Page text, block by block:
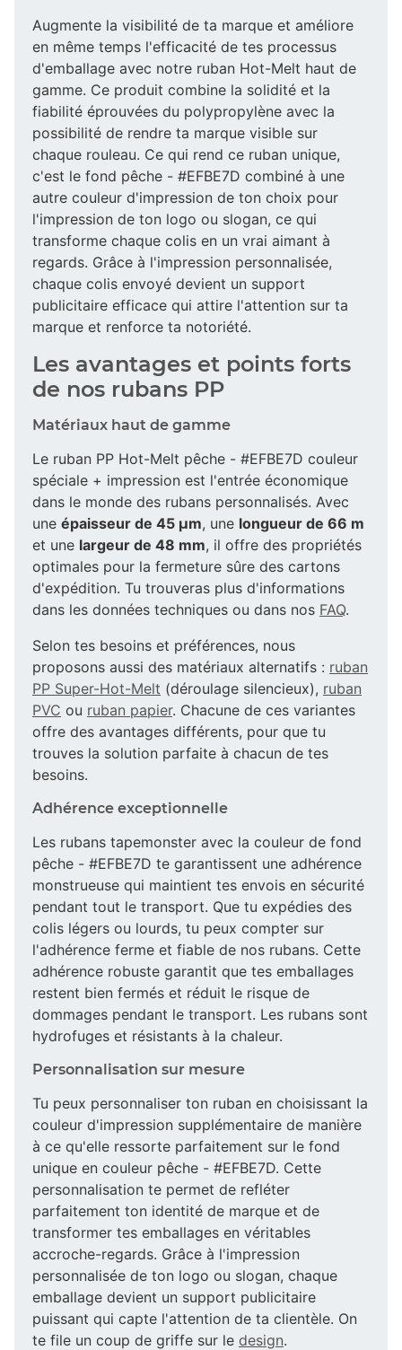
Augmente la visibilité de ta marque et améliore
en même temps l'efficacité de tes processus
d'emballage avec notre ruban Hot-Melt haut de
gamme. Ce produit combine la solidité et la
fiabilité éprouvées du polypropylène avec la
possibilité de rendre ta marque visible sur
chaque rouleau. Ce qui rend ce ruban unique,
c'est le fond pêche - #EFBE7D combiné à une
autre couleur d'impression de ton choix pour
l'impression de ton logo ou slogan, ce qui
transforme chaque colis en un vrai aimant à
regards. Grâce à l'impression personnalisée,
chaque colis envoyé devient un support
publicitaire efficace qui attire l'attention sur ta
marque et renforce ta notoriété.
Les avantages et points forts
de nos rubans PP
Matériaux haut de gamme
Le ruban PP Hot-Melt pêche - #EFBE7D couleur
spéciale + impression est l'entrée économique
dans le monde des rubans personnalisés. Avec
une épaisseur de 45 µm, une longueur de 66 m
et une largeur de 48 mm, il offre des propriétés
optimales pour la fermeture sûre des cartons
d'expédition. Tu trouveras plus d'informations
dans les données techniques ou dans nos FAQ.
Selon tes besoins et préférences, nous
proposons aussi des matériaux alternatifs : ruban
PP Super-Hot-Melt (déroulage silencieux), ruban
PVC ou ruban papier. Chacune de ces variantes
offre des avantages différents, pour que tu
trouves la solution parfaite à chacun de tes
besoins.
Adhérence exceptionnelle
Les rubans tapemonster avec la couleur de fond
pêche - #EFBE7D te garantissent une adhérence
monstrueuse qui maintient tes envois en sécurité
pendant tout le transport. Que tu expédies des
colis légers ou lourds, tu peux compter sur
l'adhérence ferme et fiable de nos rubans. Cette
adhérence robuste garantit que tes emballages
restent bien fermés et réduit le risque de
dommages pendant le transport. Les rubans sont
hydrofuges et résistants à la chaleur.
Personnalisation sur mesure
Tu peux personnaliser ton ruban en choisissant la
couleur d'impression supplémentaire de manière
à ce qu'elle ressorte parfaitement sur le fond
unique en couleur pêche - #EFBE7D. Cette
personnalisation te permet de refléter
parfaitement ton identité de marque et de
transformer tes emballages en véritables
accroche-regards. Grâce à l'impression
personnalisée de ton logo ou slogan, chaque
emballage devient un support publicitaire
puissant qui capte l'attention de ta clientèle. On
te file un coup de griffe sur le design.